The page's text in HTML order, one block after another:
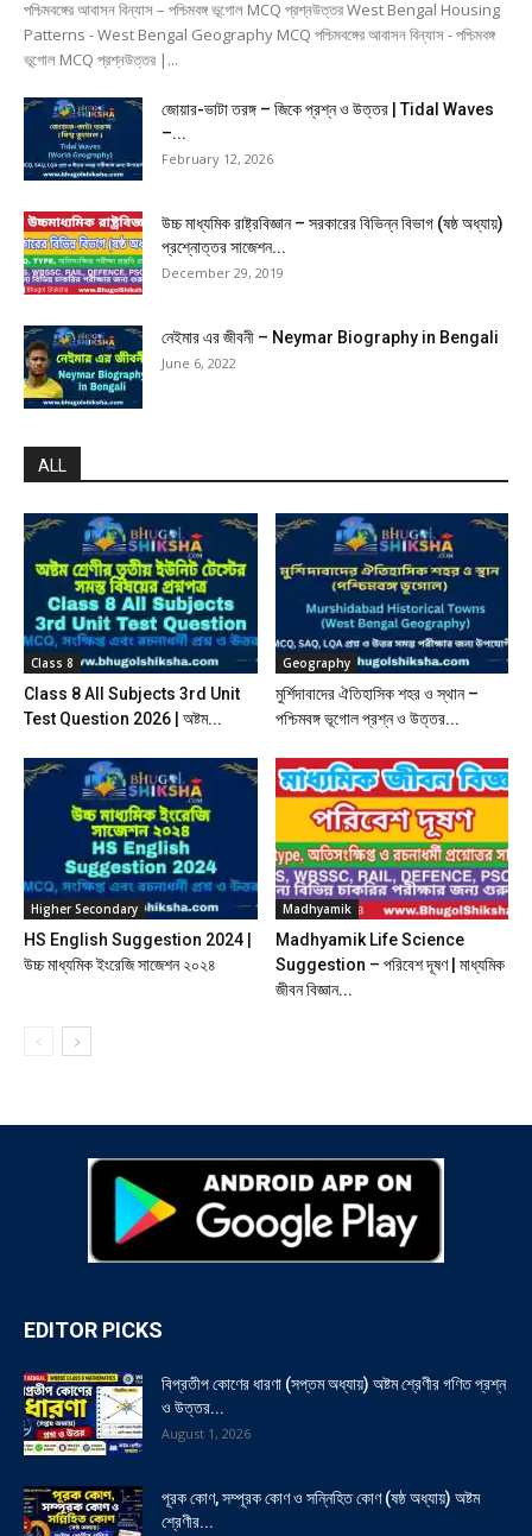
পশ্চিমবঙ্গের আবাসন বিন্যাস – পশ্চিমবঙ্গ ভূগোল MCQ প্রশ্নউত্তর West Bengal Housing
Patterns - West Bengal Geography MCQ পশ্চিমবঙ্গের আবাসন বিন্যাস - পশ্চিমবঙ্গ
ভূগোল MCQ প্রশ্নউত্তর |...
জোয়ার-ভাটা তরঙ্গ – জিকে প্রশ্ন ও উত্তর | Tidal Waves
–...
February 12, 2026
উচ্চ মাধ্যমিক রাষ্ট্রবিজ্ঞান – সরকারের বিভিন্ন বিভাগ (ষষ্ঠ অধ্যায়)
প্রশ্নোত্তর সাজেশন...
December 29, 2019
নেইমার এর জীবনী – Neymar Biography in Bengali
June 6, 2022
ALL
Class 8
Class 8 All Subjects 3rd Unit
Test Question 2026 | অষ্টম...
Geography
মুর্শিদাবাদের ঐতিহাসিক শহর ও স্থান –
পশ্চিমবঙ্গ ভূগোল প্রশ্ন ও উত্তর...
Higher Secondary
HS English Suggestion 2024 |
উচ্চ মাধ্যমিক ইংরেজি সাজেশন ২০২৪
Madhyamik
Madhyamik Life Science
Suggestion – পরিবেশ দূষণ | মাধ্যমিক
জীবন বিজ্ঞান...
EDITOR PICKS
বিপ্রতীপ কোণের ধারণা (সপ্তম অধ্যায়) অষ্টম শ্রেণীর গণিত প্রশ্ন
ও উত্তর...
August 1, 2026
পূরক কোণ, সম্পূরক কোণ ও সন্নিহিত কোণ (ষষ্ঠ অধ্যায়) অষ্টম
শ্রেণীর...